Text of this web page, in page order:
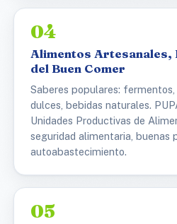
04
Alimentos Artesanales,
del Buen Comer
Saberes populares: fermentos,
dulces, bebidas naturales.
Unidades Productivas de
seguridad alimentaria, buenas
autoabastecimiento.
05